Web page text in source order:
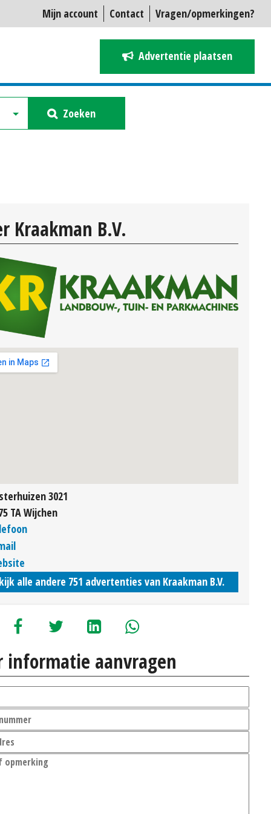
Mijn account Contact Vragen/opmerkingen?
Advertentie plaatsen
Zoeken
Kraakman B.V.
3021
TA Wijchen
alle andere 751 advertenties van Kraakman B.V.
informatie aanvragen